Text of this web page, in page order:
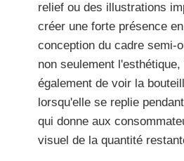
relief ou des illustrations
créer une forte présence
conception du cadre semi-
non seulement
également de voir la
lorsqu'elle se replie
qui donne aux
visuel de la quantité